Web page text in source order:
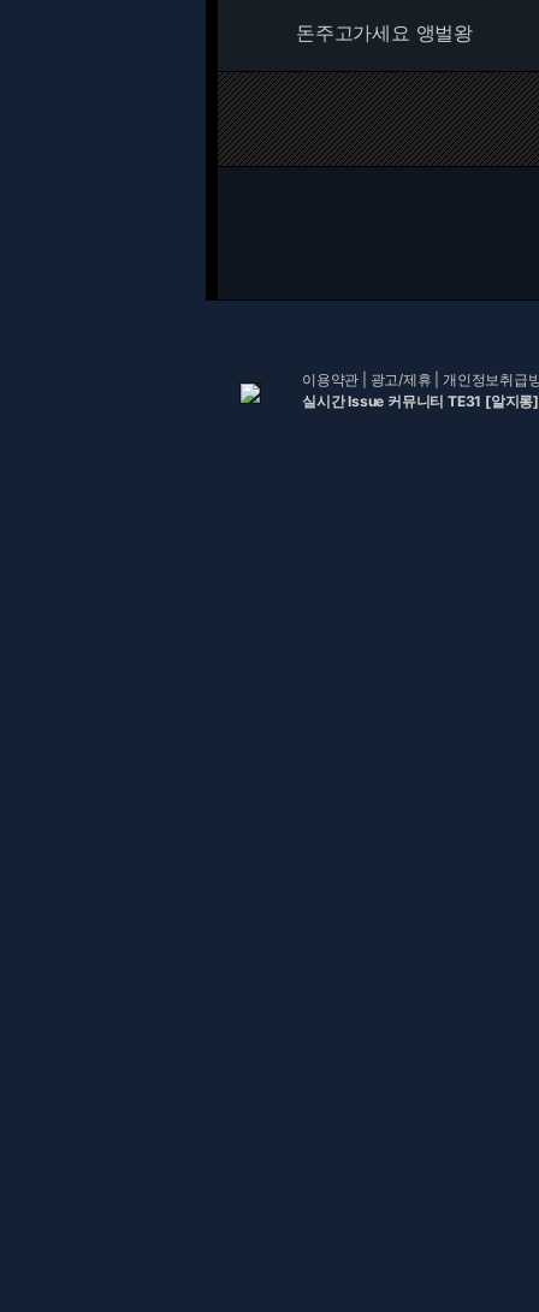
돈주고가세요 앵벌왕
이용약관 광고/제휴 |개인정보취급
실시간 Issue 커뮤니티 TE31 [알지